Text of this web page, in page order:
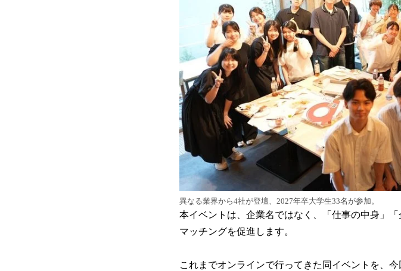
異なる業界から4社が登壇、2027年卒大学生33名が参加。
本イベントは、企業名ではなく、「仕事の中身」
マッチングを促進します。
これまでオンラインで行ってきた同イベントを、